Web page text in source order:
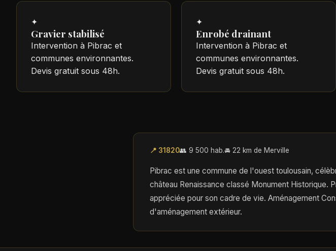
✦
Gravier stabilisé
Intervention à Pibrac et
communes environnantes.
Devis gratuit sous 48h.
✦
Enrobé drainant
Intervention à Pibrac et
communes environnantes.
Devis gratuit sous 48h.
📍 31820👥 9 500 hab.🚘 22 km de Merville
Pibrac est une commune de l'ouest toulousain,
château Renaissance classé Monument Historique.
appréciée pour son cadre de vie. Aménagement
d'aménagement extérieur.